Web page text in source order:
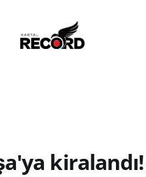
kiralandı!